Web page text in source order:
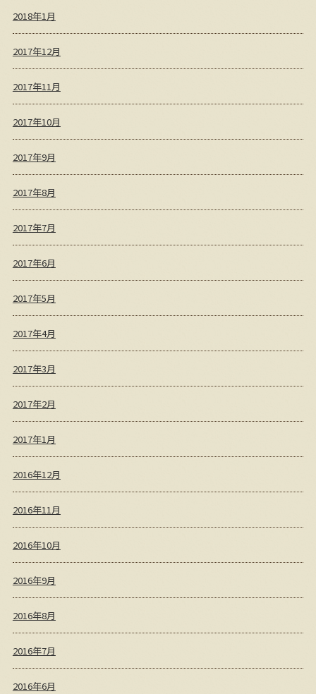
2018年1月
2017年12月
2017年11月
2017年10月
2017年9月
2017年8月
2017年7月
2017年6月
2017年5月
2017年4月
2017年3月
2017年2月
2017年1月
2016年12月
2016年11月
2016年10月
2016年9月
2016年8月
2016年7月
2016年6月